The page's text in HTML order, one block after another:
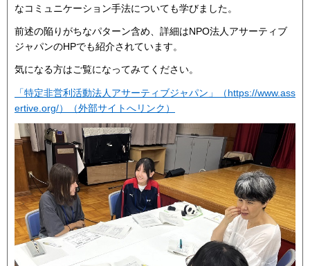
なコミュニケーション手法についても学びました。
前述の陥りがちなパターン含め、詳細はNPO法人アサーティブ
ジャパンのHPでも紹介されています。
気になる方はご覧になってみてください。
「特定非営利活動法人アサーティブジャパン」（https://www.ass
ertive.org/）（外部サイトへリンク）